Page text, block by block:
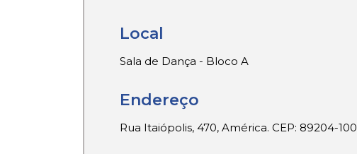
Local
Sala de Dança - Bloco A
Endereço
Rua Itaiópolis, 470, América. CEP: 89204-100